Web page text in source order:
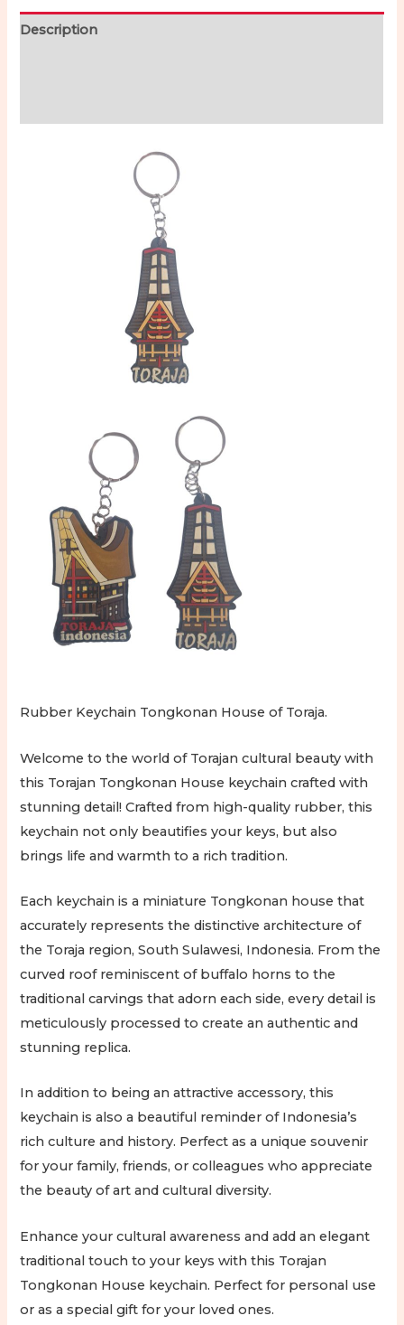
Description
Rubber Keychain Tongkonan House of Toraja.
Welcome to the world of Torajan cultural beauty with
this Torajan Tongkonan House keychain crafted with
stunning detail! Crafted from high-quality rubber, this
keychain not only beautifies your keys, but also
brings life and warmth to a rich tradition.
Each keychain is a miniature Tongkonan house that
accurately represents the distinctive architecture of
the Toraja region, South Sulawesi, Indonesia. From the
curved roof reminiscent of buffalo horns to the
traditional carvings that adorn each side, every detail is
meticulously processed to create an authentic and
stunning replica.
In addition to being an attractive accessory, this
keychain is also a beautiful reminder of Indonesia’s
rich culture and history. Perfect as a unique souvenir
for your family, friends, or colleagues who appreciate
the beauty of art and cultural diversity.
Enhance your cultural awareness and add an elegant
traditional touch to your keys with this Torajan
Tongkonan House keychain. Perfect for personal use
or as a special gift for your loved ones.